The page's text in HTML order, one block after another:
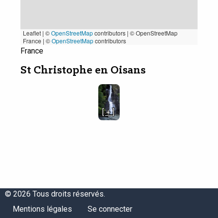
Leaflet | ©OpenStreetMapcontributors | © OpenStreetMap
France | ©OpenStreetMapcontributors
France
St Christophe en Oisans
[ + ]
© 2026 Tous droits réservés.
Menu
Mentions légales
Menu
Se connecter